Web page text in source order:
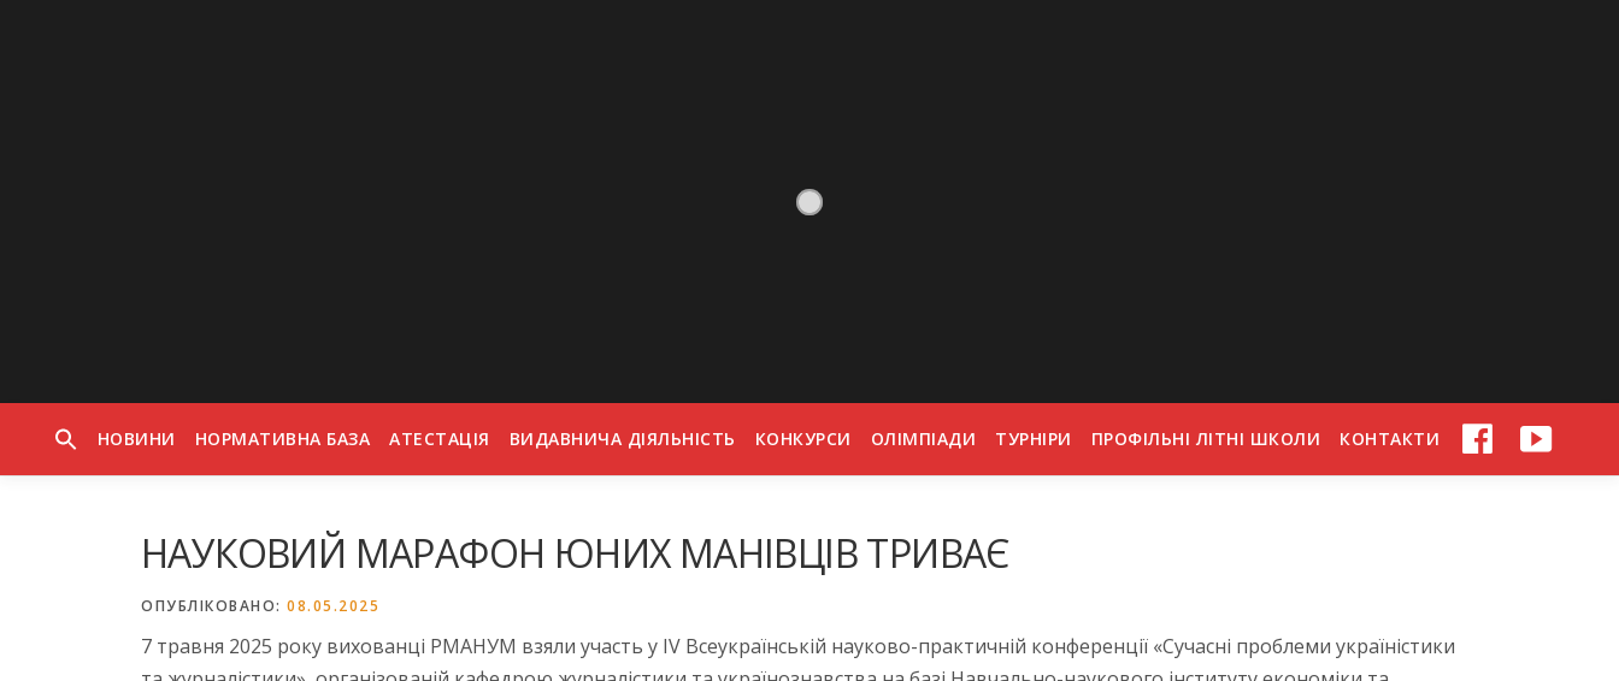
НОВИНИ НОРМАТИВНА БАЗА АТЕСТАЦІЯ ВИДАВНИЧА ДІЯЛЬНІСТЬ КОНКУРСИ ОЛІМПІАДИ ТУРНІРИ ПРОФІЛЬНІ ЛІТНІ ШКОЛИ КОНТАКТИ FACEBOOK
НАУКОВИЙ МАРАФОН ЮНИХ МАНІВЦІВ ТРИВАЄ
ОПУБЛІКОВАНО: 08.05.2025
7 травня 2025 року вихованці РМАНУМ взяли участь у IV Всеукраїнській науково-практичній конференції «Сучасні проблеми україністики